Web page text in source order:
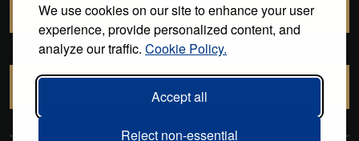
We use cookies on our site to enhance your user
experience, provide personalized content, and
analyze our traffic. Cookie Policy.
Accept all
Reject non-essential
SUSCRIBIRSE